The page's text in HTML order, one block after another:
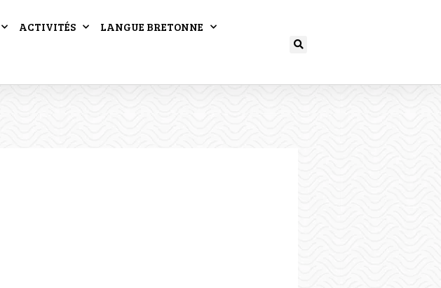
ACTIVITÉS LANGUE BRETONNE